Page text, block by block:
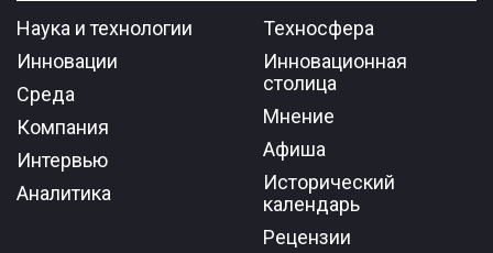
Наука и технологии
Инновации
Среда
Компания
Интервью
Аналитика
Техносфера
Инновационная
столица
Мнение
Афиша
Исторический
календарь
Рецензии